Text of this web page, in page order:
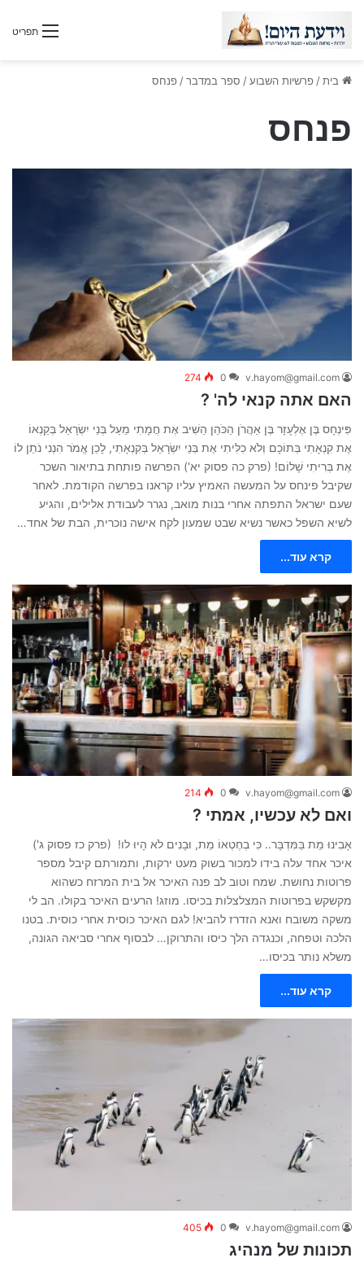
תפריט
בית/ פרשיות השבוע/ ספר במדבר/ פנחס
פנחס
v.hayom@gmail.com
0
274
האם אתה קנאי לה' ?
פִּינְחָס בֶּן אֶלְעָזָר בֶּן אַהֲרֹן הַכֹּהֵן הֵשִׁיב אֶת חֲמָתִי מֵעַל בְּנֵי יִשְׂרָאֵל בְּקַנְאוֹ
אֶת קִנְאָתִי בְּתוֹכָם וְלֹא כִלִּיתִי אֶת בְּנֵי יִשְׂרָאֵל בְּקִנְאָתִי, לָכֵן אֱמֹר הִנְנִי נֹתֵן לוֹ
אֶת בְּרִיתִי שָׁלוֹם! (פרק כה פסוק יא') הפרשה פותחת בתיאור השכר
שקיבל פינחס על המעשה האמיץ עליו קראנו בפרשה הקודמת. לאחר
שעם ישראל התפתה אחרי בנות מואב, נגרר לעבודת אלילים, והגיע
לשיא השפל כאשר נשיא שבט שמעון לקח אישה נוכרית, הבת של אחד…
קרא עוד...
v.hayom@gmail.com
0
214
ואם לא עכשיו, אמתי ?
אָבִינוּ מֵת בַּמִּדְבָּר.. כִּי בְחֶטְאוֹ מֵת, וּבָנִים לֹא הָיוּ לו! (פרק כז פסוק ג')
איכר אחד עלה בידו למכור בשוק מעט ירקות, ותמורתם קיבל מספר
פרוטות נחושת. שמח וטוב לב פנה האיכר אל בית המרזח כשהוא
מקשקש בפרוטות המצלצלות בכיסו. מוזג! הרעים האיכר בקולו. הב לי
משקה משובח ואנא הזדרז להביא! לגם האיכר כוסית אחרי כוסית. בטנו
הלכה וטפחה, וכנגדה הלך כיסו והתרוקן… לבסוף אחרי סביאה הגונה,
משלא נותר בכיסו…
קרא עוד...
v.hayom@gmail.com
0
405
תכונות של מנהיג